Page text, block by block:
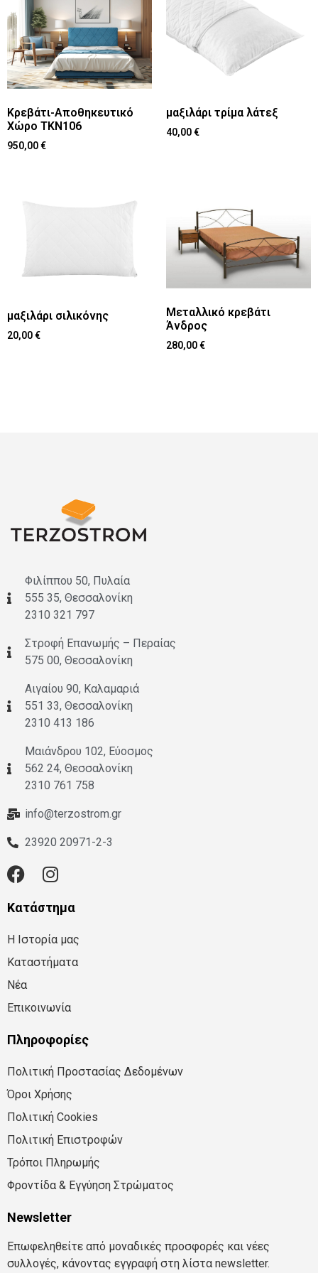
Κρεβάτι-Αποθηκευτικό
Χώρο ΤΚΝ106
950,00€
μαξιλάρι τρίμα λάτεξ
40,00€
μαξιλάρι σιλικόνης
20,00€
Μεταλλικό κρεβάτι
Άνδρος
280,00€
Φιλίππου 50, Πυλαία
555 35, Θεσσαλονίκη
2310 321 797
Στροφή Επανωμής – Περαίας
575 00, Θεσσαλονίκη
Αιγαίου 90, Καλαμαριά
551 33, Θεσσαλονίκη
2310 413 186
Μαιάνδρου 102, Εύοσμος
562 24, Θεσσαλονίκη
2310 761 758
info@terzostrom.gr
23920 20971-2-3
Κατάστημα
Η Ιστορία μας
Καταστήματα
Νέα
Επικοινωνία
Πληροφορίες
Πολιτική Προστασίας Δεδομένων
Όροι Χρήσης
Πολιτική Cookies
Πολιτική Επιστροφών
Τρόποι Πληρωμής
Φροντίδα & Εγγύηση Στρώματος
Newsletter
Επωφεληθείτε από μοναδικές προσφορές και νέες
συλλογές, κάνοντας εγγραφή στη λίστα newsletter.